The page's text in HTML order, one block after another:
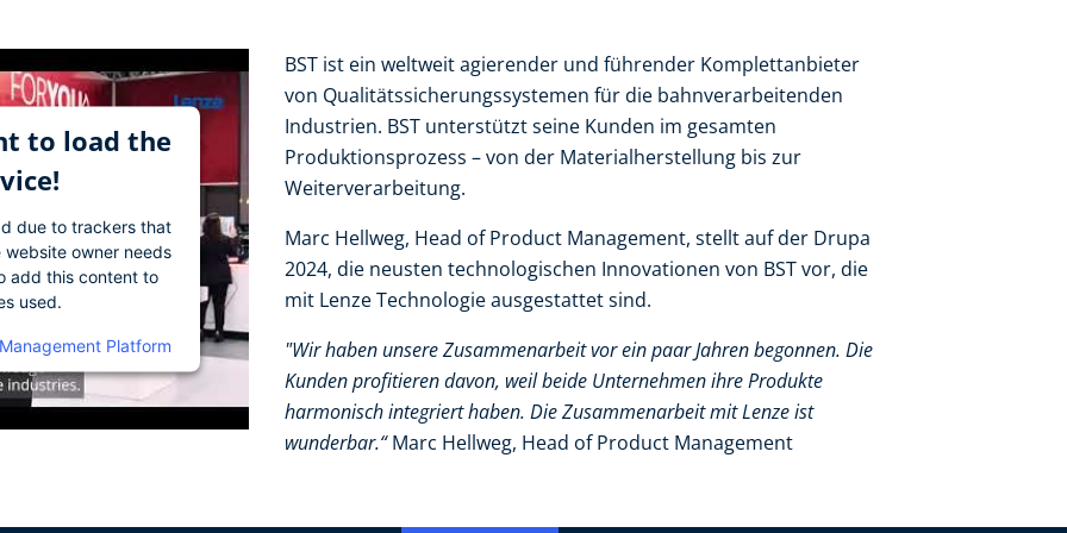
to load the
due to trackers that
owner needs
add this content to
used.
Platform
BST ist ein weltweit agierender und führender Komplettanbieter
von Qualitätssicherungssystemen für die bahnverarbeitenden
Industrien. BST unterstützt seine Kunden im gesamten
Produktionsprozess – von der Materialherstellung bis zur
Weiterverarbeitung.
Marc Hellweg, Head of Product Management, stellt auf der Drupa
2024, die neusten technologischen Innovationen von BST vor, die
mit Lenze Technologie ausgestattet sind.
"Wir haben unsere Zusammenarbeit vor ein paar Jahren begonnen. Die
Kunden profitieren davon, weil beide Unternehmen ihre Produkte
harmonisch integriert haben. Die Zusammenarbeit mit Lenze ist
wunderbar.“Marc Hellweg, Head of Product Management